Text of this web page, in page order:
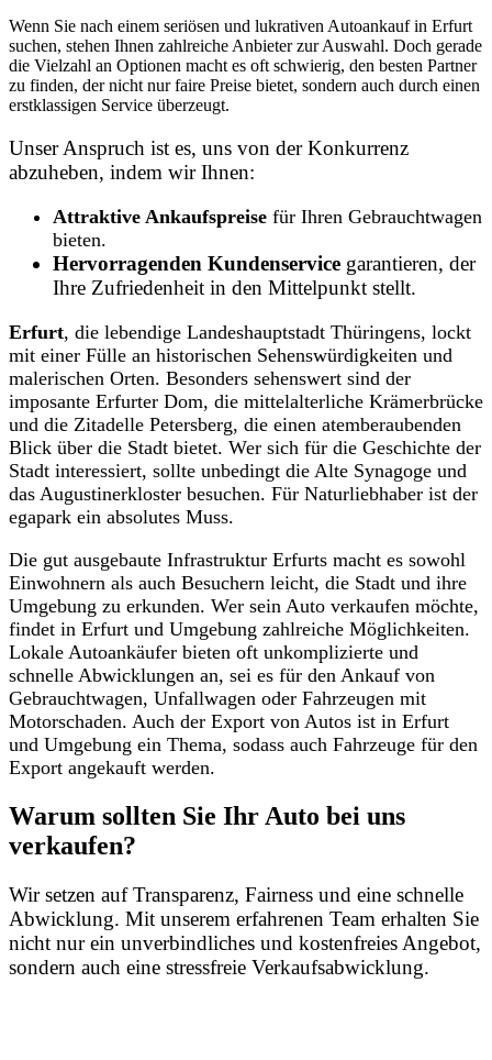
Wenn Sie nach einem seriösen und lukrativen Autoankauf in Erfurt
suchen, stehen Ihnen zahlreiche Anbieter zur Auswahl. Doch gerade
die Vielzahl an Optionen macht es oft schwierig, den besten Partner
zu finden, der nicht nur faire Preise bietet, sondern auch durch einen
erstklassigen Service überzeugt.
Unser Anspruch ist es, uns von der Konkurrenz
abzuheben, indem wir Ihnen:
Attraktive Ankaufspreise für Ihren Gebrauchtwagen
bieten.
Hervorragenden Kundenservice garantieren, der
Ihre Zufriedenheit in den Mittelpunkt stellt.
Erfurt, die lebendige Landeshauptstadt Thüringens, lockt
mit einer Fülle an historischen Sehenswürdigkeiten und
malerischen Orten. Besonders sehenswert sind der
imposante Erfurter Dom, die mittelalterliche Krämerbrücke
und die Zitadelle Petersberg, die einen atemberaubenden
Blick über die Stadt bietet. Wer sich für die Geschichte der
Stadt interessiert, sollte unbedingt die Alte Synagoge und
das Augustinerkloster besuchen. Für Naturliebhaber ist der
egapark ein absolutes Muss.
Die gut ausgebaute Infrastruktur Erfurts macht es sowohl
Einwohnern als auch Besuchern leicht, die Stadt und ihre
Umgebung zu erkunden. Wer sein Auto verkaufen möchte,
findet in Erfurt und Umgebung zahlreiche Möglichkeiten.
Lokale Autoankäufer bieten oft unkomplizierte und
schnelle Abwicklungen an, sei es für den Ankauf von
Gebrauchtwagen, Unfallwagen oder Fahrzeugen mit
Motorschaden. Auch der Export von Autos ist in Erfurt
und Umgebung ein Thema, sodass auch Fahrzeuge für den
Export angekauft werden.
Warum sollten Sie Ihr Auto bei uns
verkaufen?
Wir setzen auf Transparenz, Fairness und eine schnelle
Abwicklung. Mit unserem erfahrenen Team erhalten Sie
nicht nur ein unverbindliches und kostenfreies Angebot,
sondern auch eine stressfreie Verkaufsabwicklung.